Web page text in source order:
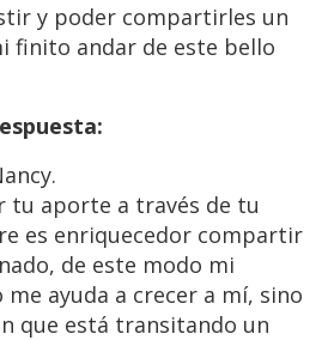
y poder compartirles un
finito andar de este bello
tu aporte a través de tu
es enriquecedor compartir
de este modo mi
ayuda a crecer a mí, sino
que está transitando un